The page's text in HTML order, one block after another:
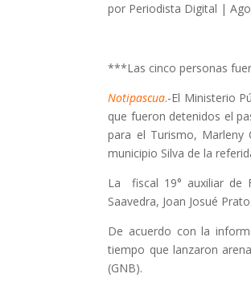
por Periodista Digital |
***Las cinco personas
Notipascua.-El Ministerio
que fueron detenidos el
para el Turismo, Marleny
municipio Silva de la
La fiscal 19° auxiliar de
Saavedra, Joan Josué
De acuerdo con la
tiempo que lanzaron
(GNB).